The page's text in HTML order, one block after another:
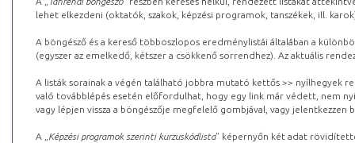
lehet elkezdeni (oktatók, szakok, képzési programok, tanszékek, ill.
A böngésző és a kereső többoszlopos eredménylistái általában a
(egyszer az emelkedő, kétszer a csökkenő sorrendhez). Az aktuális
A listák sorainak a végén található jobbra mutató kettős >> nyílhegyek
való továbblépés esetén előfordulhat, hogy egy link már védett, nem
vagy lépjen vissza a böngészője megfelelő gombjával, vagy
A „ Képzési programok szerinti kurzuskódlista” képernyőn két adat